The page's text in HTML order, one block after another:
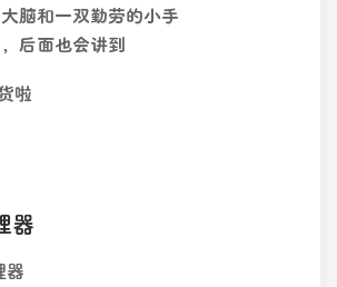
脑和一双勤劳的小手
后面也会讲到
啦
器
器